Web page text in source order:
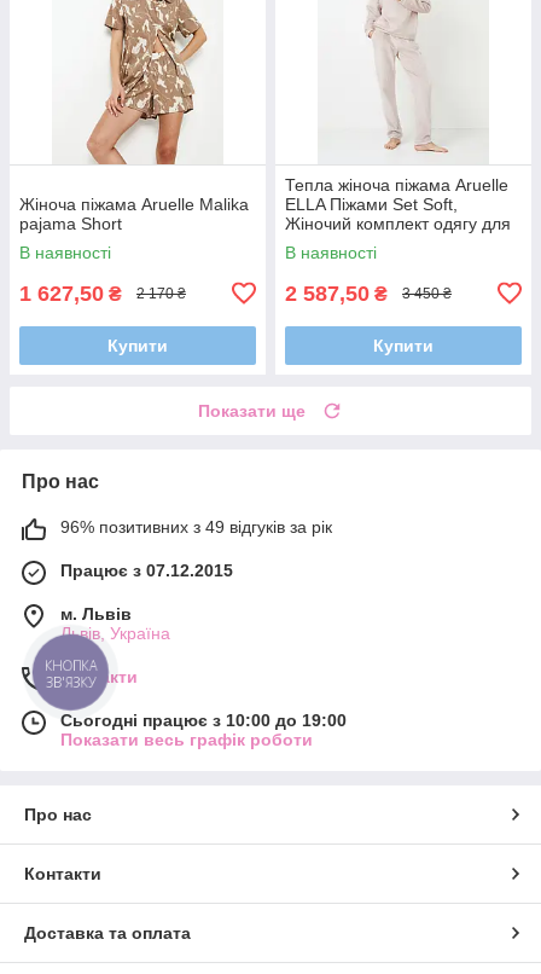
Жіноча піжама Aruelle Malika
pajama Short
В наявності
1 627,50 ₴ 2 170 ₴
Купити
Тепла жіноча піжама Aruelle
ELLA Піжами Set Soft,
Жіночий комплект одягу для
дому та відпочинку
В наявності
2 587,50 ₴ 3 450 ₴
Купити
Показати ще
Про нас
96% позитивних з 49 відгуків за рік
Працює з 07.12.2015
м. Львів
Львів, Україна
Контакти
Сьогодні працює з 10:00 до 19:00
Показати весь графік роботи
Про нас
Контакти
Доставка та оплата
КНОПКА
ЗВ'ЯЗКУ